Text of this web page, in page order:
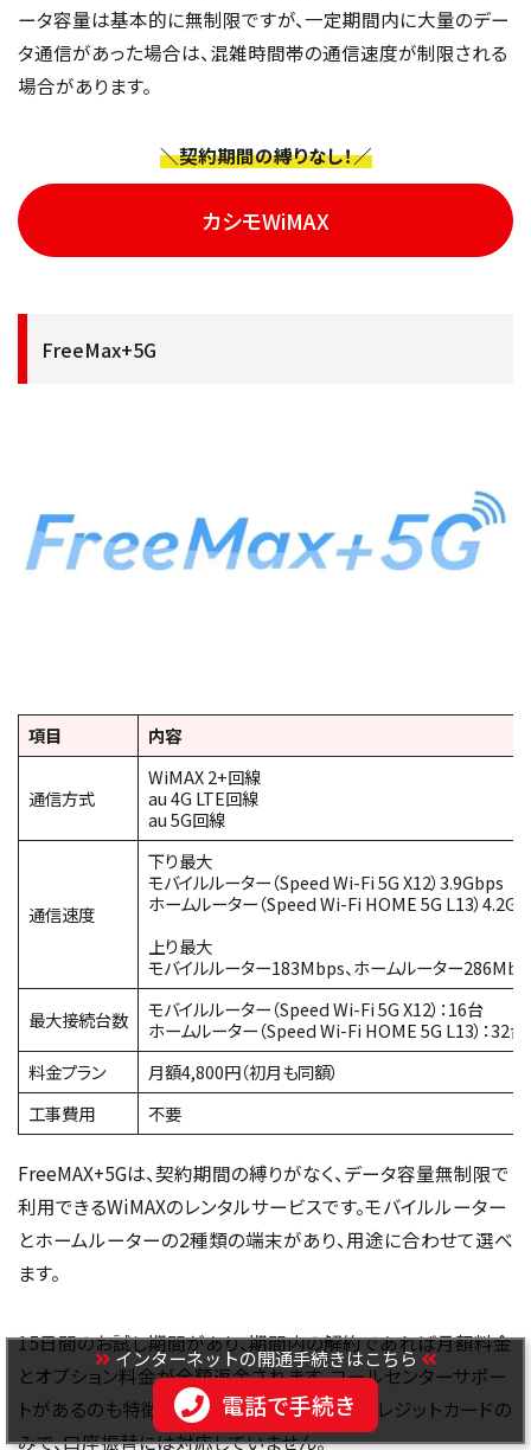
ータ容量は基本的に無制限ですが、一定期間内に大量のデー
タ通信があった場合は、混雑時間帯の通信速度が制限される
場合があります。
＼契約期間の縛りなし！／
カシモWiMAX
FreeMax+5G
項目 内容
通信方式
WiMAX 2+回線
au 4G LTE回線
au 5G回線
通信速度
下り最大
モバイルルーター（Speed Wi-Fi 5G X12）3.9Gbps
ホームルーター（Speed Wi-Fi HOME 5G L13）
上り最大
モバイルルーター183Mbps、ホームルーター
最大接続台数
モバイルルーター（Speed Wi-Fi 5G X12）：16台
ホームルーター（Speed Wi-Fi HOME 5G L13）：32台
料金プラン
月額4,800円（初月も同額）
工事費用
不要
FreeMAX+5Gは、契約期間の縛りがなく、データ容量無制限で
利用できるWiMAXのレンタルサービスです。モバイルルーター
とホームルーターの2種類の端末があり、用途に合わせて選べ
ます。
15日間のお試し期間があり、期間内の解約であれば月額料金
とオプション料金が全額返金されます。コールセンターサポー
トがあるのも特徴です。ただし、支払方法はクレジットカードの
みで、口座振替には対応していません。
インターネットの開通手続きはこちら
電話で手続き